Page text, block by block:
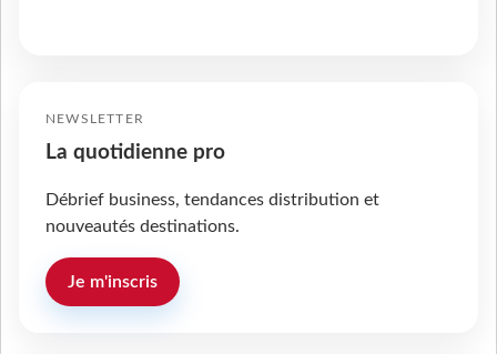
NEWSLETTER
La quotidienne pro
Débrief business, tendances distribution et
nouveautés destinations.
Je m'inscris